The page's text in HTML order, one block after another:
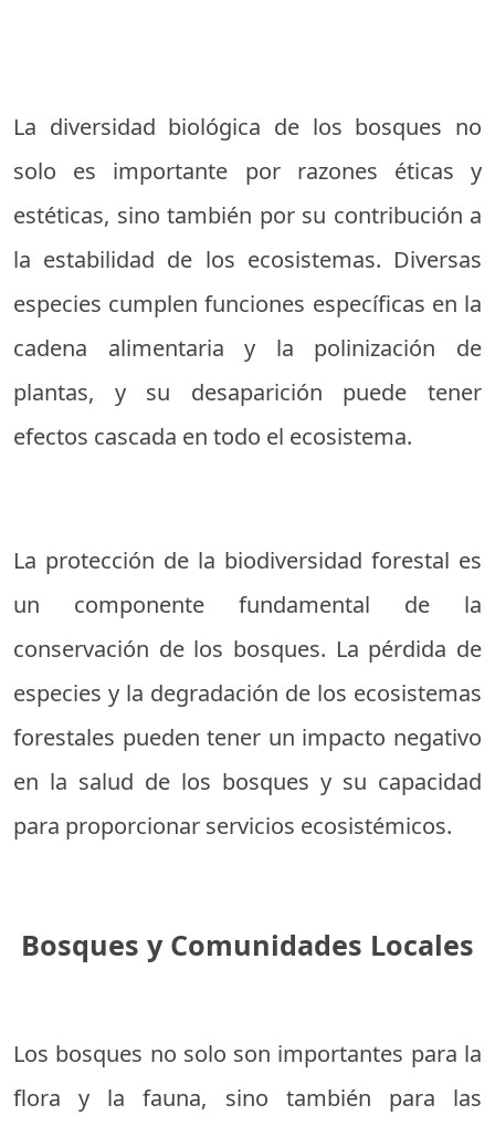
La diversidad biológica de los bosques no
solo es importante por razones éticas y
estéticas, sino también por su contribución a
la estabilidad de los ecosistemas. Diversas
especies cumplen funciones específicas en la
cadena alimentaria y la polinización de
plantas, y su desaparición puede tener
efectos cascada en todo el ecosistema.
La protección de la biodiversidad forestal es
un componente fundamental de la
conservación de los bosques. La pérdida de
especies y la degradación de los ecosistemas
forestales pueden tener un impacto negativo
en la salud de los bosques y su capacidad
para proporcionar servicios ecosistémicos.
Bosques y Comunidades Locales
Los bosques no solo son importantes para la
flora y la fauna, sino también para las